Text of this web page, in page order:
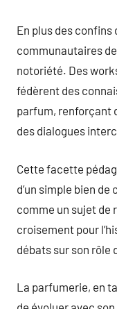
En plus des
communautaires
notoriété. Des
fédèrent des
parfum, renforçant
des dialogues
Cette facette
d’un simple bien
comme un sujet de
croisement pour
débats sur son rôle
La parfumerie, en